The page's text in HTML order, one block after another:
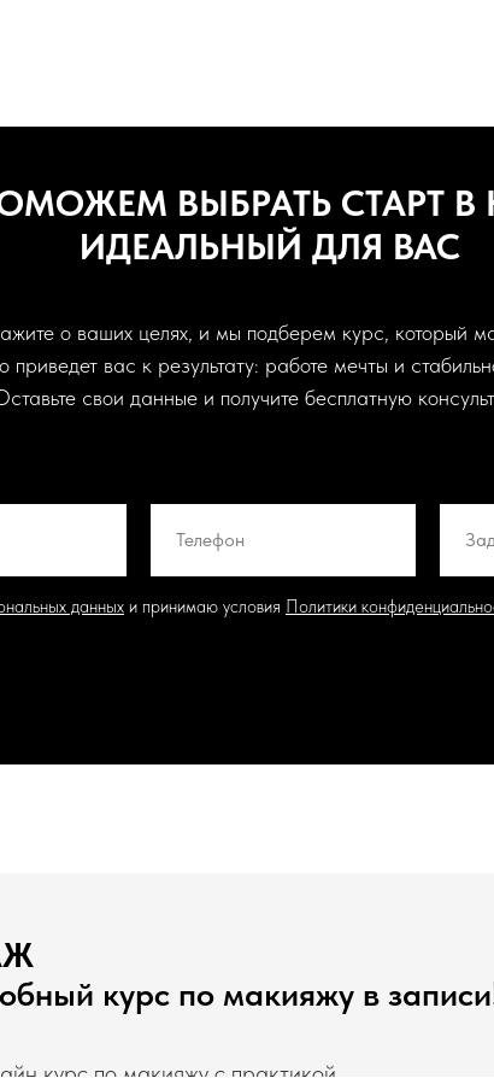
ВЫБРАТЬ СТАРТ В
ИДЕАЛЬНЫЙ ДЛЯ ВАС
о ваших целях, и мы подберем курс, который
приведет вас к результату: работе мечты и
свои данные и получите бесплатную
данных и принимаю условия Политики
курс по макияжу в